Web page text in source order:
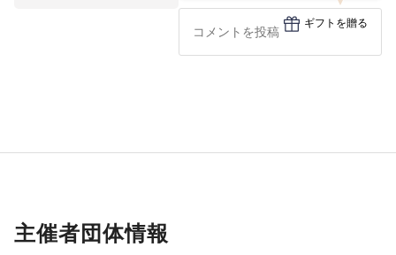
ギフトを贈る
主催者団体情報